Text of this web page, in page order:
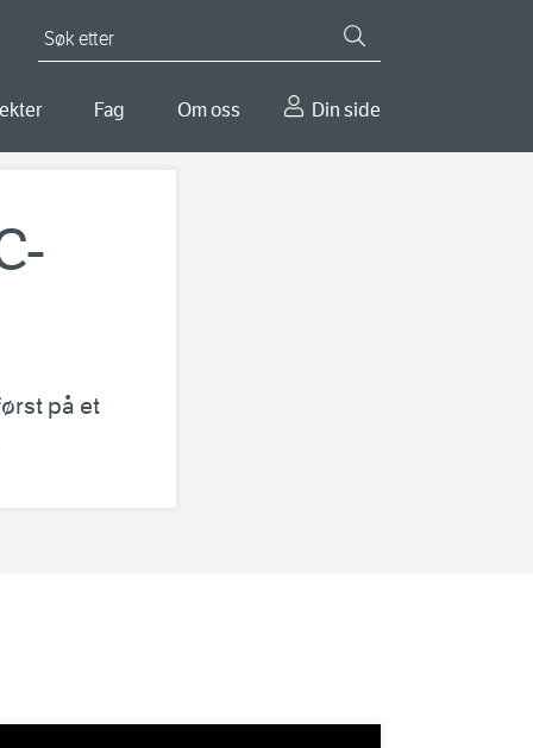
Fag Om oss Din side
på et